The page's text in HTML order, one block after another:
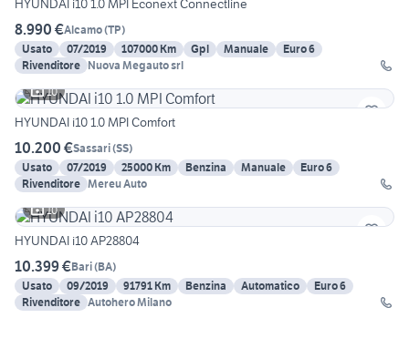
HYUNDAI i10 1.0 MPI Econext Connectline
8.990 €Alcamo(TP)
Usato
07/2019 107000 Km Gpl Manuale
Euro 6
Rivenditore Nuova Megauto srl
10
HYUNDAI i10 1.0 MPI Comfort
10.200 €Sassari(SS)
Usato
07/2019 25000 Km Benzina Manuale
Euro 6
Rivenditore Mereu Auto
10
HYUNDAI i10 AP28804
10.399 €Bari(BA)
Usato
09/2019 91791 Km Benzina Automatico
Euro 6
Rivenditore Autohero Milano